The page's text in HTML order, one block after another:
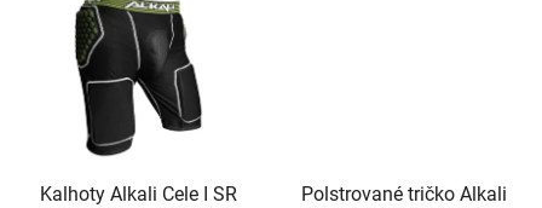
Kalhoty Alkali Cele I SR
Polstrované tričko Alkali